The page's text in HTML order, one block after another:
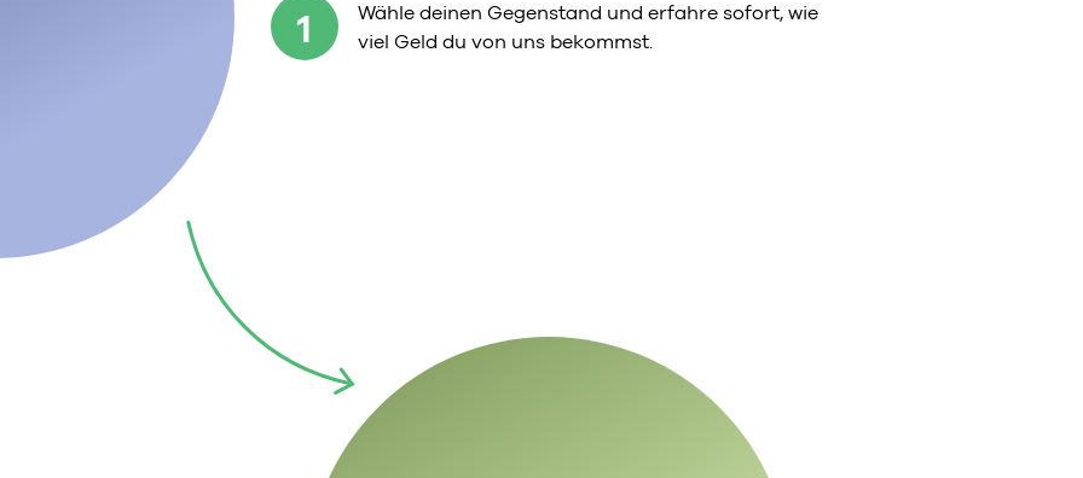
1
Wähle deinen Gegenstand und erfahre sofort, wie
viel Geld du von uns bekommst.